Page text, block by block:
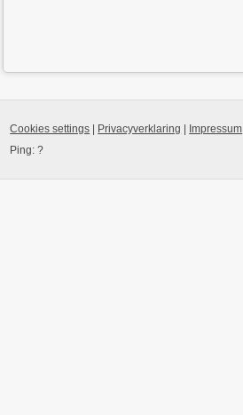
Cookies settings Privacyverklaring
Impressum
Ping:?